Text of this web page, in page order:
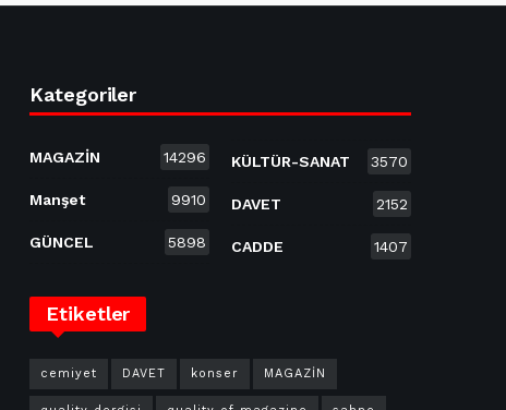
Kategoriler
MAGAZİN 14296
Manşet 9910
GÜNCEL 5898
KÜLTÜR-SANAT 3570
DAVET 2152
CADDE 1407
Etiketler
cemiyet DAVET konser MAGAZİN